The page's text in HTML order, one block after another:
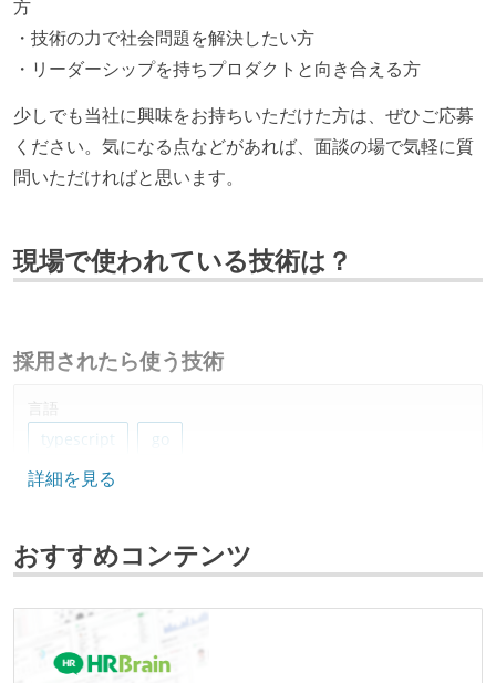
方
・技術の力で社会問題を解決したい方
・リーダーシップを持ちプロダクトと向き合える方
少しでも当社に興味をお持ちいただけた方は、ぜひご応募
ください。気になる点などがあれば、面談の場で気軽に質
問いただければと思います。
現場で使われている技術は？
採用されたら使う技術
言語
typescript
go
フレームワーク
データベース
postgresql
ソースコード管理
詳細を見る
おすすめコンテンツ